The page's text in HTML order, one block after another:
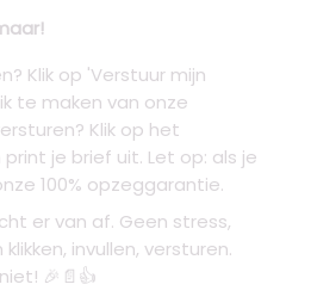
Klik op 'Verstuur mijn
te maken van onze
Klik op het
je brief uit. Let op: als je
100% opzeggarantie.
er van af. Geen stress,
invullen, versturen.
🎉📄👍